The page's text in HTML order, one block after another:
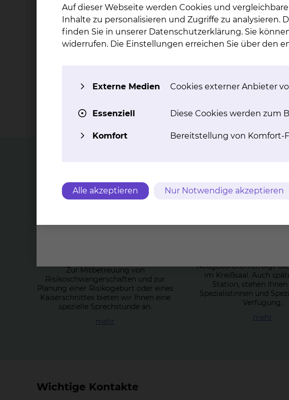
Schwangerschaft
Risikoschwangerschaft
Geburtsvorbereitung
Schwangere werden jährlich vor, während
versorgt
Kinder
Zur Mitbetreuung von
Risikoschwangerschaften und zur
Planung einer Risikogeburt oder eines
Kaiserschnittes bieten wir Ihnen eine
spezielle Sprechstunde an.
mehr
Neugeborenen erfolgt
im Kreißsaal. Auch
Station, stehen Ihnen
Spezialistinnen und
Verfügung.
mehr
Wichtige Kontakte
Auf dieser Webseite werden Cookies und
Inhalte zu personalisieren und Zugriffe zu
finden Sie in unserer Datenschutzerklärung. Sie
widerrufen. Die Einstellungen erreichen Sie über den
Externe Medien Cookies externer Anbieter
Essenziell Diese Cookies werden zum
Komfort Bereitstellung von Komfort-
Alle akzeptieren Nur Notwendige akzeptieren